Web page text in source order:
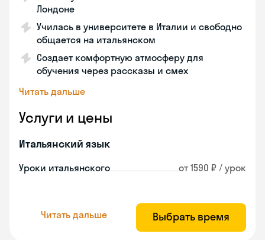
Лондоне
Училась в университете в Италии и свободно
общается на итальянском
Создает комфортную атмосферу для
обучения через рассказы и смех
Читать дальше
Услуги и цены
Итальянский язык
Уроки итальянского от 1590 ₽ / урок
Читать дальше Выбрать время